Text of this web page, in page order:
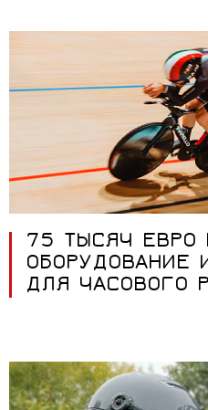
75 ТЫСЯЧ ЕВРО
ОБОРУДОВАНИЕ
ДЛЯ ЧАСОВОГО